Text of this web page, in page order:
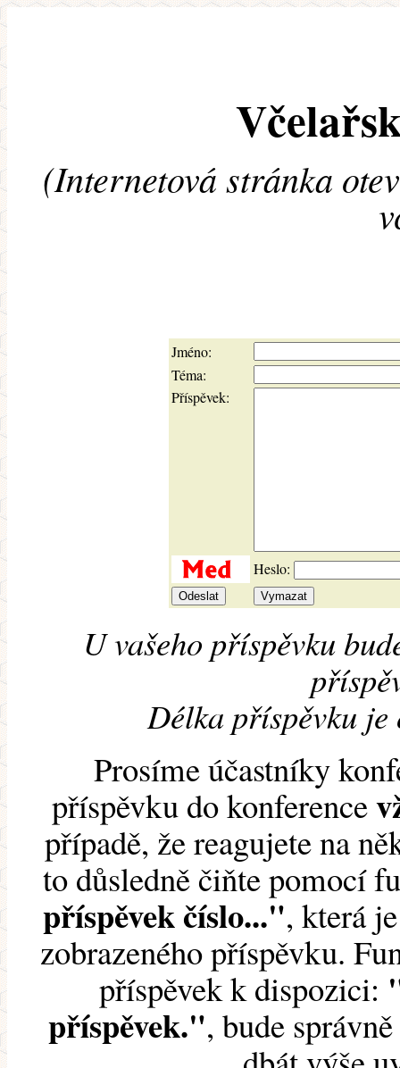
(Internetová stránka
Jméno:
Téma:
Příspěvek:
Heslo:
U vašeho příspěvku
Délka příspěvku je
Prosíme účastníky
příspěvku do konference
případě, že reagujete na
to důsledně čiňte pomocí
příspěvek číslo...", která
zobrazeného příspěvku.
příspěvek k dispozici:
příspěvek.", bude